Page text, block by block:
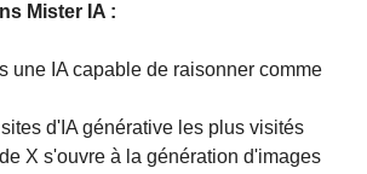
Mister IA :
une IA capable de raisonner comme
d'IA générative les plus visités
X s'ouvre à la génération d'images